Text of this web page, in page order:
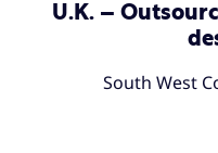
U.K. –
South West